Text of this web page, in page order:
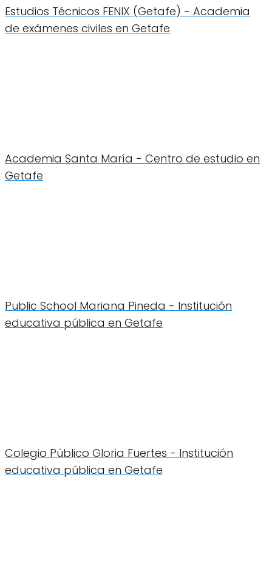
Estudios Técnicos FENIX (Getafe) - Academia
de exámenes civiles en Getafe
Academia Santa María - Centro de estudio en
Getafe
Public School Mariana Pineda - Institución
educativa pública en Getafe
Colegio Público Gloria Fuertes - Institución
educativa pública en Getafe